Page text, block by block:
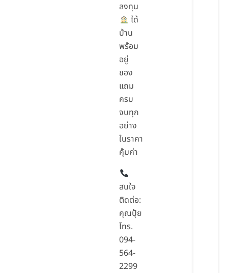
ลงทุน
ได้
บ้าน
พร้อม
อยู่
ของ
แถม
ครบ
จบทุก
อย่าง
ในราคา
คุ้มค่า
สนใจ
ติดต่อ:
คุณปุ้ย
โทร.
094-
564-
2299